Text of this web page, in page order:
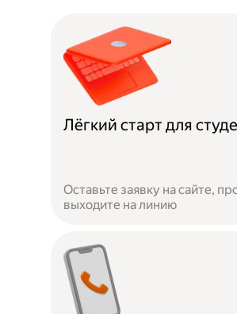
Лёгкий старт для
Оставьте заявку на сайте,
выходите на линию